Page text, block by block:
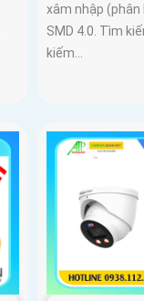
xâm nhập
SMD 4.0. Tìm
kiếm...